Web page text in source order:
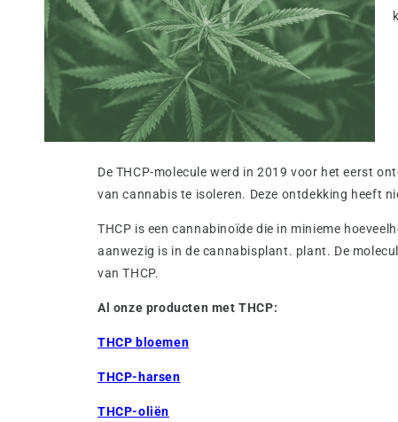
De THCP-molecule werd in 2019 voor het eerst
van cannabis te isoleren. Deze ontdekking heeft
THCP is een cannabinoïde die in minieme
aanwezig is in de cannabisplant. plant. De
van THCP.
Al onze producten met THCP:
THCP bloemen
THCP-harsen
THCP-oliën